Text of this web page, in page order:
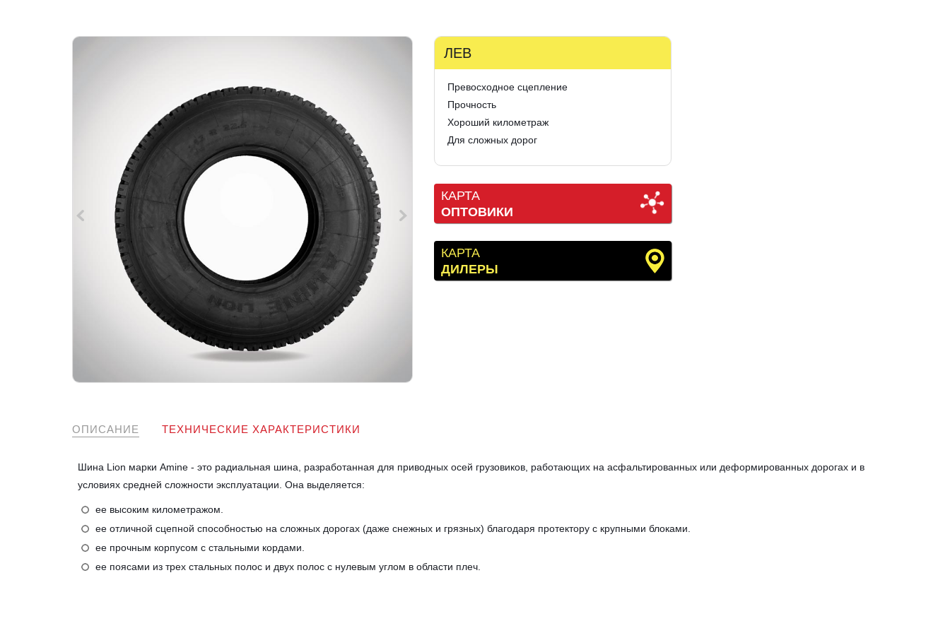
ЛЕВ
Превосходное сцепление
Прочность
Хороший километраж
Для сложных дорог
КАРТА
ОПТОВИКИ
КАРТА
ДИЛЕРЫ
ОПИСАНИЕ ТЕХНИЧЕСКИЕ ХАРАКТЕРИСТИКИ
Шина Lion марки Amine - это радиальная шина, разработанная для приводных осей грузовиков, работающих на асфальтированных или деформированных дорогах и в
условиях средней сложности эксплуатации. Она выделяется:
ее высоким километражом.
ее отличной сцепной способностью на сложных дорогах (даже снежных и грязных) благодаря протектору с крупными блоками.
ее прочным корпусом с стальными кордами.
ее поясами из трех стальных полос и двух полос с нулевым углом в области плеч.